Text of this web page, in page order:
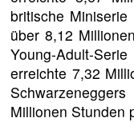
britische Miniserie
über 8,12
Young-Adult-
erreichte 7,32
Millionen Stunden